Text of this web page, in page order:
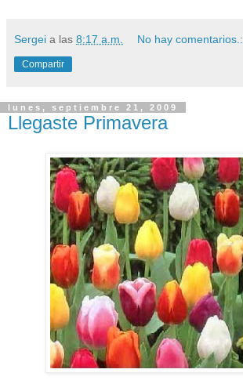
Sergei a las 8:17 a.m. No hay comentarios.:
Compartir
lunes, septiembre 21, 2009
Llegaste Primavera